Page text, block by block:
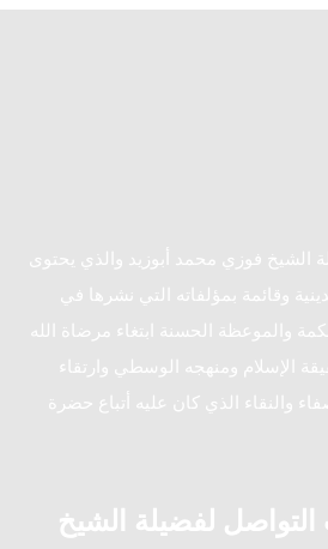
الشيخ فوزي محمد أبوزيد والذي يحتوى
وقائمة بمؤلفاته التي نشرها في
والموعظة الحسنة ابتغاء مرضاة الله
الإسلام ومنهجه الوسطي وارتقاء
والنقاء الذي كان عليه أتباع حضرة
لفضيلة الشيخ